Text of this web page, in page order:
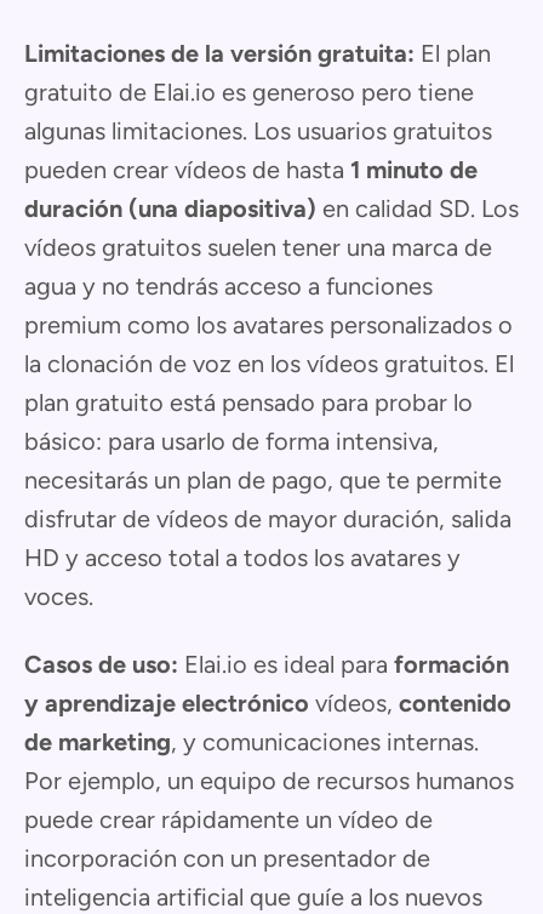
Limitaciones de la versión gratuita: El plan
gratuito de Elai.io es generoso pero tiene
algunas limitaciones. Los usuarios gratuitos
pueden crear vídeos de hasta 1 minuto de
duración (una diapositiva) en calidad SD. Los
vídeos gratuitos suelen tener una marca de
agua y no tendrás acceso a funciones
premium como los avatares personalizados o
la clonación de voz en los vídeos gratuitos. El
plan gratuito está pensado para probar lo
básico: para usarlo de forma intensiva,
necesitarás un plan de pago, que te permite
disfrutar de vídeos de mayor duración, salida
HD y acceso total a todos los avatares y
voces.
Casos de uso: Elai.io es ideal para formación
y aprendizaje electrónico vídeos, contenido
de marketing, y comunicaciones internas.
Por ejemplo, un equipo de recursos humanos
puede crear rápidamente un vídeo de
incorporación con un presentador de
inteligencia artificial que guíe a los nuevos